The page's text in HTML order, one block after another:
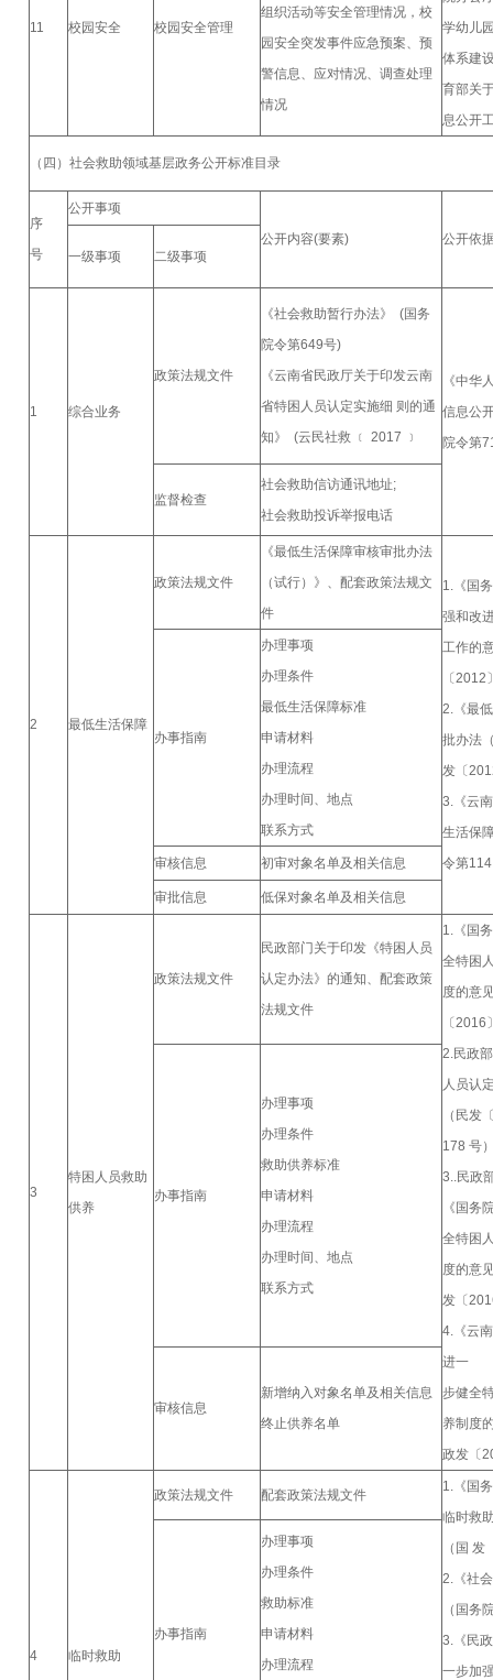
11 校园安全 校园安全管理
组织活动等安全管理情况，校
园安全突发事件应急预案、预
警信息、应对情况、调查处理
情况
学幼儿
体系建
育部关
息公开
（四）社会救助领域基层政务公开标准目录
序
号
公开事项
公开内容(要素)
公开依
一级事项
二级事项
1 综合业务
政策法规文件
《社会救助暂行办法》 (国务
院令第649号)
《云南省民政厅关于印发云南
省特困人员认定实施细 则的通
知》 (云民社救 ﹝ 2017 ﹞
《中华
信息公
院令第
监督检查
社会救助信访通讯地址;
社会救助投诉举报电话
2 最低生活保障
政策法规文件
《最低生活保障审核审批办法
（试行）》、配套政策法规文
件
1.《国
强和改
工作的
〔
2.《最
批办法
发〔
3.《云
生活保
令第
办事指南
办理事项
办理条件
最低生活保障标准
申请材料
办理流程
办理时间、地点
联系方式
审核信息 初审对象名单及相关信息
审批信息 低保对象名单及相关信息
3
特困人员救助
供养
政策法规文件
民政部门关于印发《特困人员
认定办法》的通知、配套政策
法规文件
1.《国
全特困
度的意
〔
2.民政
人员认
（民发
178 号
3..民政
《国务
全特困
度的意
发〔
4.《云
进一
步健全
养制度
政发〔
办事指南
办理事项
办理条件
救助供养标准
申请材料
办理流程
办理时间、地点
联系方式
审核信息
新增纳入对象名单及相关信息
终止供养名单
4 临时救助
政策法规文件 配套政策法规文件
1.《国
临时救
（国
2.《社
（国务
3.《民
一步加
办事指南
办理事项
办理条件
救助标准
申请材料
办理流程